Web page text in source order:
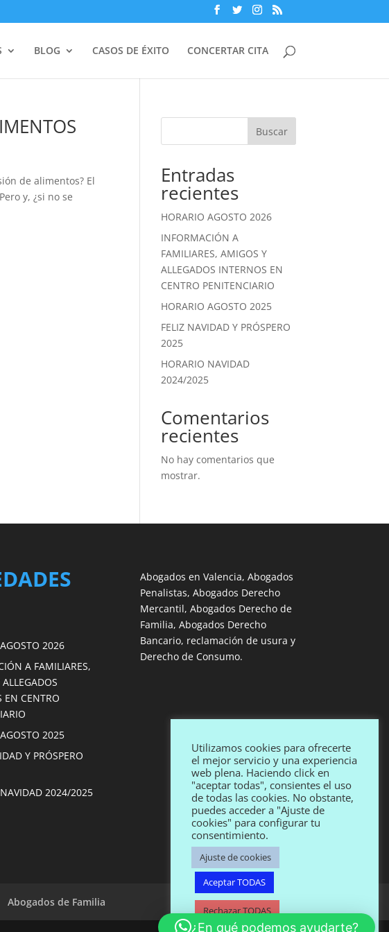
BLOG CASOS DE ÉXITO CONCERTAR CITA
de alimentos? El
y, ¿si no se
Buscar
Entradas
recientes
HORARIO AGOSTO 2026
INFORMACIÓN A
FAMILIARES, AMIGOS Y
ALLEGADOS INTERNOS EN
CENTRO PENITENCIARIO
HORARIO AGOSTO 2025
FELIZ NAVIDAD Y PRÓSPERO
2025
HORARIO NAVIDAD
2024/2025
Comentarios
recientes
No hay comentarios que
mostrar.
2026
A FAMILIARES,
EN CENTRO
2025
Y PRÓSPERO
2024/2025
Abogados en Valencia, Abogados
Penalistas, Abogados Derecho
Mercantil, Abogados Derecho de
Familia, Abogados Derecho
Bancario, reclamación de usura y
Derecho de Consumo.
Abogados de Familia
Utilizamos cookies para ofrecerte
el mejor servicio y una experiencia
web plena. Haciendo click en
"aceptar todas", consientes el uso
de todas las cookies. No obstante,
puedes acceder a "Ajuste de
cookies" para configurar tu
consentimiento.
Ajuste de cookies
Aceptar TODAS
Rechazar TODAS
¿En qué podemos ayudarte?